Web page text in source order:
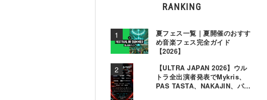
RANKING
夏フェス一覧｜夏開催のおすす
め音楽フェス完全ガイド
【2026】
【ULTRA JAPAN 2026】ウル
トラ全出演者発表でMykris、
PAS TASTA、NAKAJIN、パソ